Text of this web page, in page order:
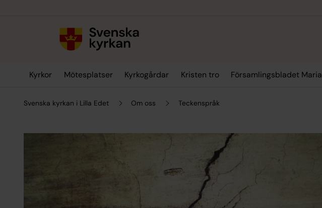
Kyrkor Mötesplatser Kyrkogårdar Kristen tro Församlingsbladet Maria
Svenska kyrkan i Lilla Edet Om oss Teckenspråk